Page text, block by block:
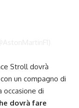
Stroll dovrà
un compagno di
occasione di
dovrà fare